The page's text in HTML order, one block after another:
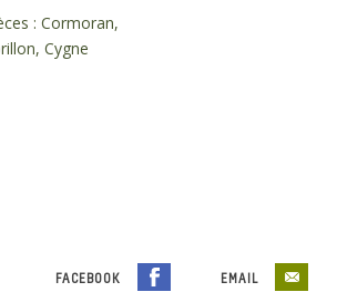
: Cormoran,
Cygne
FACEBOOK EMAIL